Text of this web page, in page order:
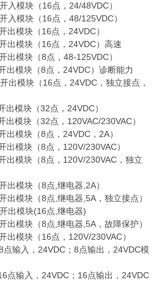
入模块（16点，24/48VDC）
入模块（16点，48/125VDC）
出模块（16点，24VDC）
出模块（16点，24VDC）高速
出模块（8点，48-125VDC）
出模块（8点，24VDC）诊断能力
出模块（16点，24VDC，独立接点，
模块（32点，24VDC）
模块（32点，120VAC/230VAC）
模块（8点，24VDC，2A）
模块（8点，120V/230VAC）
出模块（8点，120V/230VAC，独立
出模块（8点,继电器,2A）
出模块（8点,继电器,5A，独立接点）
出模块(16点,继电器)
出模块（8点,继电器,5A，故障保护）
出模块（16点，120V/230VAC）
输入，24VDC；8点输出，24VDC模
点输入，24VDC；16点输出，24VDC